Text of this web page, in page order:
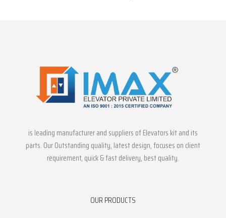
is leading manufacturer and suppliers of Elevators kit and its
parts. Our Outstanding quality, latest design, focuses on client
requirement, quick & fast delivery, best quality.
OUR PRODUCTS